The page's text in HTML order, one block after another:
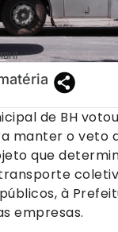
de BH
manter o veto
que
à
empresas.